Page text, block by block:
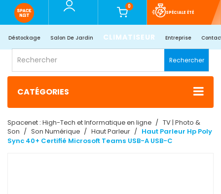
0
SPÉCIALE ÉTÉ
Déstockage Salon De Jardin CLIMATISEUR Entreprise
Rechercher
CATÉGORIES
Spacenet : High-Tech et Informatique en ligne
TV | Photo &
Son
Son Numérique Haut Parleur
Haut Parleur Hp Poly
Sync 40+ Certifié Microsoft Teams USB-A USB-C